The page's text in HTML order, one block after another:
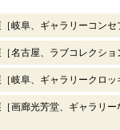
岐阜、ギャラリーコンセ
名古屋、ラブコレクショ
岐阜、ギャラリークロッ
画廊光芳堂、ギャラリ